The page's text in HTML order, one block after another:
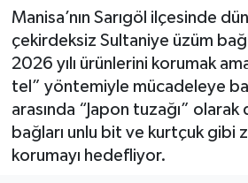
Manisa’nın Sarıgöl ilçesinde
çekirdeksiz Sultaniye üzüm
2026 yılı ürünlerini korumak
tel” yöntemiyle mücadeleye
arasında “Japon tuzağı”
bağları unlu bit ve kurtçuk gibi
korumayı hedefliyor.
MANİSA'DA TRAFİK
SİYASET
SPOR
YAŞAM
Son Dakika Haberleri
Haber Arşivi